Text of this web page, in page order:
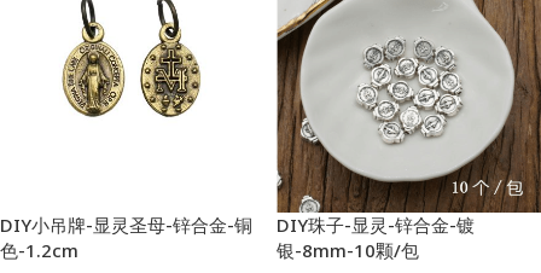
DIY小吊牌-显灵圣母-锌合金-铜
色-1.2cm
DIY珠子-显灵-锌合金-镀
银-8mm-10颗/包